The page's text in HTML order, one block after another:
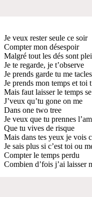
Je veux rester seule ce soir
Compter mon désespoir
Malgré tout les dés sont
Je te regarde, je t’observe
Je prends garde tu me
Je prends mon temps et toi
Mais faut laisser le temps
J’veux qu’tu gone on me
Dans one two tree
Je veux que tu prennes
Que tu vives de risque
Mais dans tes yeux je vois
Je sais plus si c’est toi ou
Compter le temps perdu
Combien d’fois j’ai laisser